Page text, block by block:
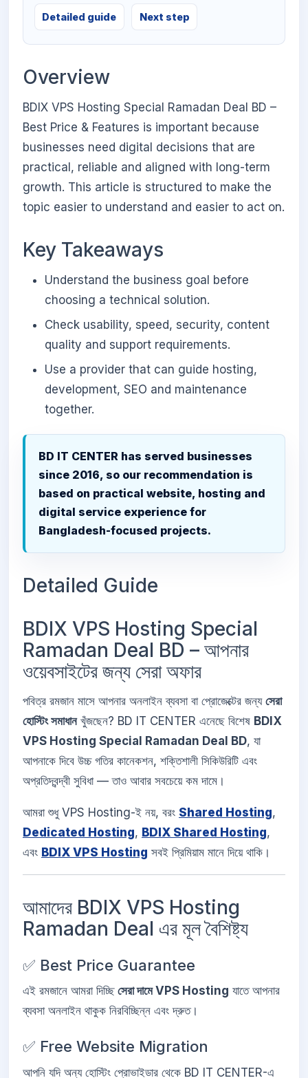
Detailed guide Next step
Overview
BDIX VPS Hosting Special Ramadan Deal BD –
Best Price & Features is important because
businesses need digital decisions that are
practical, reliable and aligned with long-term
growth. This article is structured to make the
topic easier to understand and easier to act on.
Key Takeaways
Understand the business goal before
choosing a technical solution.
Check usability, speed, security, content
quality and support requirements.
Use a provider that can guide hosting,
development, SEO and maintenance
together.
BD IT CENTER has served businesses
since 2016, so our recommendation is
based on practical website, hosting and
digital service experience for
Bangladesh-focused projects.
Detailed Guide
BDIX VPS Hosting Special
Ramadan Deal BD – আপনার
ওয়েবসাইটের জন্য সেরা অফার
পবিত্র রমজান মাসে আপনার অনলাইন ব্যবসা বা প্রোজেক্টের জন্য সেরা
হোস্টিং সমাধানখুঁজছেন? BD IT CENTER এনেছে বিশেষ BDIX
VPS Hosting Special Ramadan Deal BD, যা
আপনাকে দিবে উচ্চ গতির কানেকশন, শক্তিশালী সিকিউরিটি এবং
অপ্রতিদ্বন্দ্বী সুবিধা — তাও আবার সবচেয়ে কম দামে।
আমরা শুধু VPS Hosting-ই নয়, বরং Shared Hosting,
Dedicated Hosting, BDIX Shared Hosting,
এবং BDIX VPS Hosting সবই প্রিমিয়াম মানে দিয়ে থাকি।
আমাদের BDIX VPS Hosting
Ramadan Deal এর মূল বৈশিষ্ট্য
✅ Best Price Guarantee
এই রমজানে আমরা দিচ্ছি সেরা দামে VPS Hosting যাতে আপনার
ব্যবসা অনলাইন থাকুক নিরবিচ্ছিন্ন এবং দ্রুত।
✅ Free Website Migration
আপনি যদি অন্য হোস্টিং প্রোভাইডার থেকে BD IT CENTER-এ